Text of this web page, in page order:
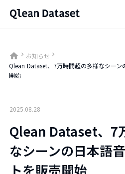
home keyboard_arrow_right お知らせ keyboard_arrow_right
Qlean Dataset、7万時間超の多様なシー
開始
2025.08.28
Qlean Dataset、7
なシーンの日本語
トを販売開始